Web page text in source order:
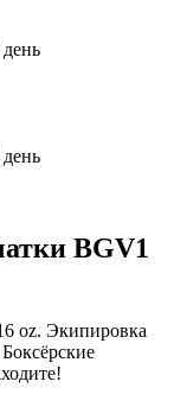
BGV1
oz. Экипировка